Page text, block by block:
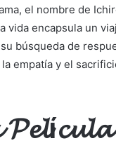
el nombre de
vida encapsula un
búsqueda de
empatía y el
𝓟𝓮𝓵í𝓬𝓾𝓵𝓪